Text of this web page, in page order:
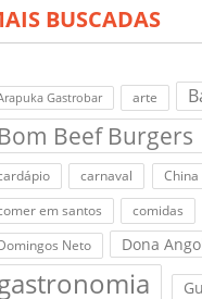
BUSCADAS
Gastrobar arte
Beef Burgers
carnaval China
em santos
comidas
Neto Dona